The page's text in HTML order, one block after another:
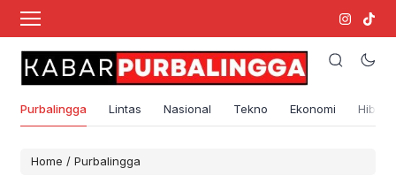
Purbalingga Lintas Nasional Tekno Ekonomi
Home / Purbalingga